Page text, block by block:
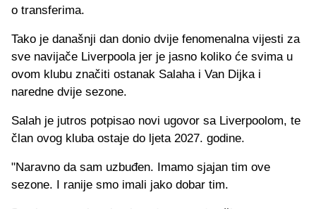
o transferima.
Tako je današnji dan donio dvije fenomenalna vijesti za
sve navijače Liverpoola jer je jasno koliko će svima u
ovom klubu značiti ostanak Salaha i Van Dijka i
naredne dvije sezone.
Salah je jutros potpisao novi ugovor sa Liverpoolom, te
član ovog kluba ostaje do ljeta 2027. godine.
"Naravno da sam uzbuđen. Imamo sjajan tim ove
sezone. I ranije smo imali jako dobar tim.